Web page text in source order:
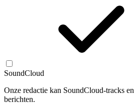
SoundCloud
Onze redactie kan SoundCloud-tracks
berichten.